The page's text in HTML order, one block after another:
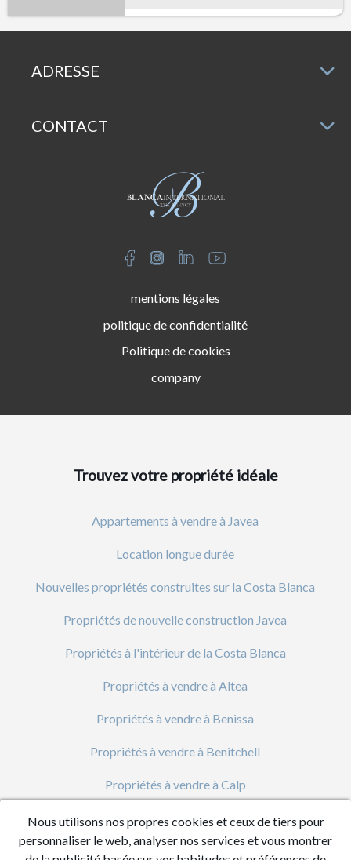
ADRESSE
CONTACT
mentions légales
politique de confidentialité
Politique de cookies
company
Trouvez votre propriété idéale
Appartements à vendre à Javea
Location longue durée
Nouvelles propriétés construites sur la Costa Blanca
Propriétés de nouvelle construction Javea
Propriétés à l'intérieur de la Costa Blanca
Propriétés à vendre à Altea
Propriétés à vendre à Benissa
Propriétés à vendre à Benitchell
Propriétés à vendre à Calp
Propriétés à vendre à Denia
Propriétés à Vendre à Javea
Nous utilisons nos propres cookies et ceux de tiers pour
personnaliser le web, analyser nos services et vous montrer